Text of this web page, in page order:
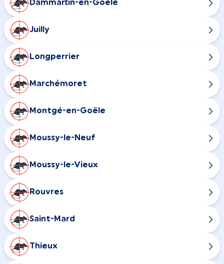
Dammartin-en-Goële
Juilly
Longperrier
Marchémoret
Montgé-en-Goële
Moussy-le-Neuf
Moussy-le-Vieux
Rouvres
Saint-Mard
Thieux